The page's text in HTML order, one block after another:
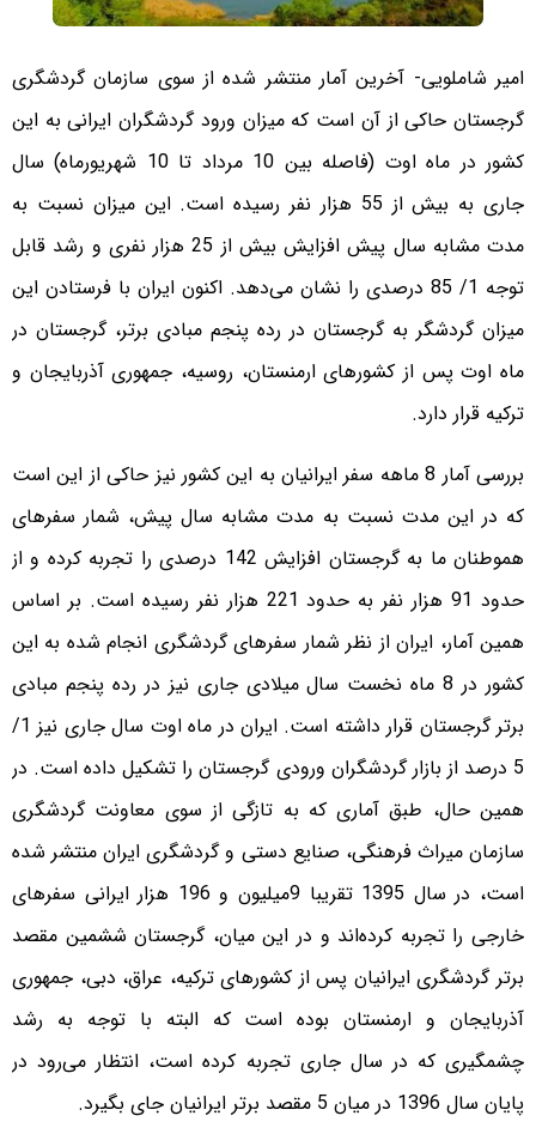
امیر شاملویی- آخرین آمار منتشر شده از سوی سازمان گردشگری
گرجستان حاکی از آن است که میزان ورود گردشگران ایرانی به این
کشور در ماه اوت (فاصله بین 10 مرداد تا 10 شهریورماه) سال
جاری به بیش از 55 هزار نفر رسیده است. این میزان نسبت به
مدت مشابه سال پیش افزایش بیش از 25 هزار نفری و رشد قابل
توجه 1/ 85 درصدی را نشان می‌دهد. اکنون ایران با فرستادن این
میزان گردشگر به گرجستان در رده پنجم مبادی برتر، گرجستان در
ماه اوت پس از کشورهای ارمنستان، روسیه، جمهوری آذربایجان و
ترکیه قرار دارد.
بررسی آمار 8 ماهه سفر ایرانیان به این کشور نیز حاکی از این است
که در این مدت نسبت به مدت مشابه سال پیش، شمار سفرهای
هموطنان ما به گرجستان افزایش 142 درصدی را تجربه کرده و از
حدود 91 هزار نفر به حدود 221 هزار نفر رسیده است. بر اساس
همین آمار، ایران از نظر شمار سفرهای گردشگری انجام شده به این
کشور در 8 ماه نخست سال میلادی جاری نیز در رده پنجم مبادی
برتر گرجستان قرار داشته است. ایران در ماه اوت سال جاری نیز 1/
5 درصد از بازار گردشگران ورودی گرجستان را تشکیل داده است. در
همین حال، طبق آماری که به تازگی از سوی معاونت گردشگری
سازمان میراث فرهنگی، صنایع دستی و گردشگری ایران منتشر شده
است، در سال 1395 تقریبا 9میلیون و 196 هزار ایرانی سفرهای
خارجی را تجربه کرده‌اند و در این میان، گرجستان ششمین مقصد
برتر گردشگری ایرانیان پس از کشورهای ترکیه، عراق، دبی، جمهوری
آذربایجان و ارمنستان بوده است که البته با توجه به رشد
چشمگیری که در سال جاری تجربه کرده است، انتظار می‌رود در
پایان سال 1396 در میان 5 مقصد برتر ایرانیان جای بگیرد.